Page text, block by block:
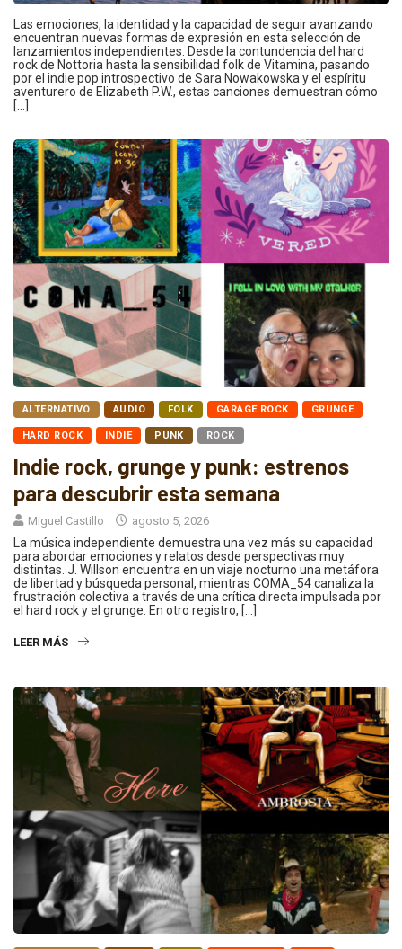
Las emociones, la identidad y la capacidad de seguir avanzando
encuentran nuevas formas de expresión en esta selección de
lanzamientos independientes. Desde la contundencia del hard
rock de Nottoria hasta la sensibilidad folk de Vitamina, pasando
por el indie pop introspectivo de Sara Nowakowska y el espíritu
aventurero de Elizabeth P.W., estas canciones demuestran cómo
[…]
ALTERNATIVO AUDIO FOLK GARAGE ROCK GRUNGE
HARD ROCK INDIE PUNK ROCK
Indie rock, grunge y punk: estrenos
para descubrir esta semana
Miguel Castillo agosto 5, 2026
La música independiente demuestra una vez más su capacidad
para abordar emociones y relatos desde perspectivas muy
distintas. J. Willson encuentra en un viaje nocturno una metáfora
de libertad y búsqueda personal, mientras COMA_54 canaliza la
frustración colectiva a través de una crítica directa impulsada por
el hard rock y el grunge. En otro registro, […]
LEER MÁS